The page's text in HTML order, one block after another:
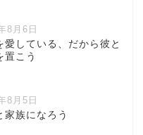
8月6日
愛している、だから彼と
置こう
8月5日
家族になろう